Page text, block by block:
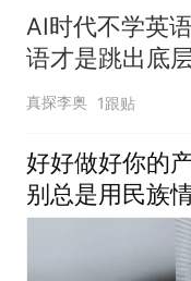
AI时代不学英
语才是跳出底
键
真探李奥 1跟贴
好好做好你的
别总是用民族